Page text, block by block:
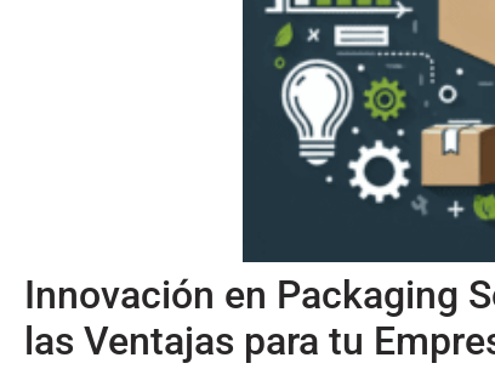
Innovación en Packaging
las Ventajas para tu